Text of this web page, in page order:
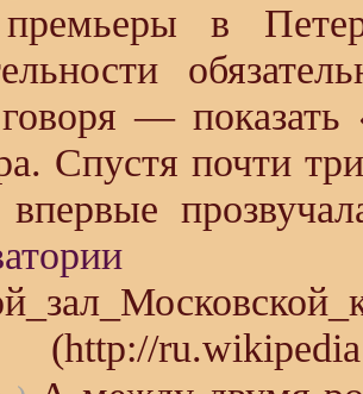
в
—
Спустя почти
впервые